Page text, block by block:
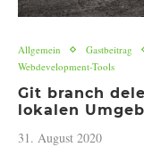
Allgemein Gastbeitrag
Webdevelopment-Tools
Git branch
lokalen
31. August 2020